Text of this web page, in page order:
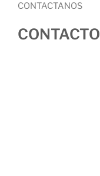
CONTACTANOS
CONTACTO